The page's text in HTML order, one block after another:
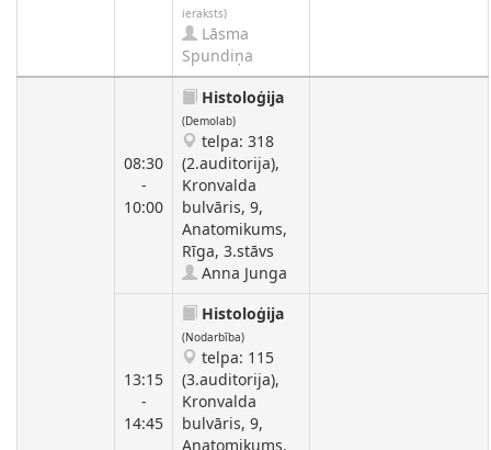
ieraksts)
Lāsma
Spundiņa
08:30
-
10:00
Histoloģija
(Demolab)
telpa: 318
(2.auditorija),
Kronvalda
bulvāris, 9,
Anatomikums,
Rīga, 3.stāvs
Anna Junga
13:15
-
14:45
Histoloģija
(Nodarbība)
telpa: 115
(3.auditorija),
Kronvalda
bulvāris, 9,
Anatomikums,